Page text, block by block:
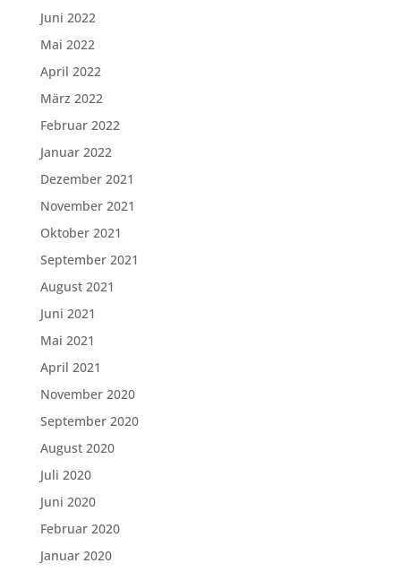
Juni 2022
Mai 2022
April 2022
März 2022
Februar 2022
Januar 2022
Dezember 2021
November 2021
Oktober 2021
September 2021
August 2021
Juni 2021
Mai 2021
April 2021
November 2020
September 2020
August 2020
Juli 2020
Juni 2020
Februar 2020
Januar 2020